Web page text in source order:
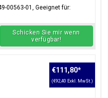
00563-01, Geeignet für:
Schicken Sie mir wenn
verfügbar!
€111,80*
(€92,40 Exkl. MwSt.)